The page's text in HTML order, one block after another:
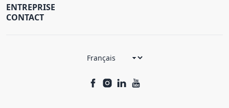
ENTREPRISE
CONTACT